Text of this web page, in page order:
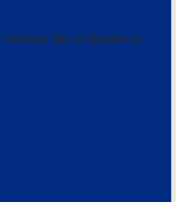
de croissance.